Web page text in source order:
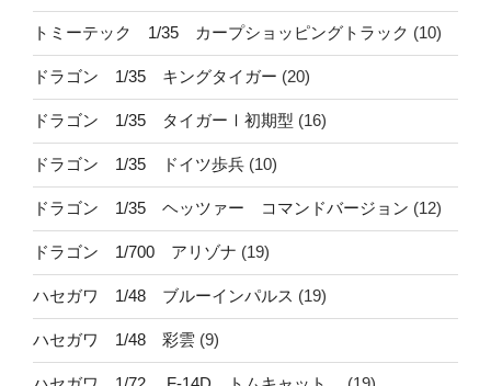
トミーテック 1/35 カープショッピングトラック (10)
ドラゴン 1/35 キングタイガー (20)
ドラゴン 1/35 タイガーⅠ初期型 (16)
ドラゴン 1/35 ドイツ歩兵 (10)
ドラゴン 1/35 ヘッツァー コマンドバージョン (12)
ドラゴン 1/700 アリゾナ (19)
ハセガワ 1/48 ブルーインパルス (19)
ハセガワ 1/48 彩雲 (9)